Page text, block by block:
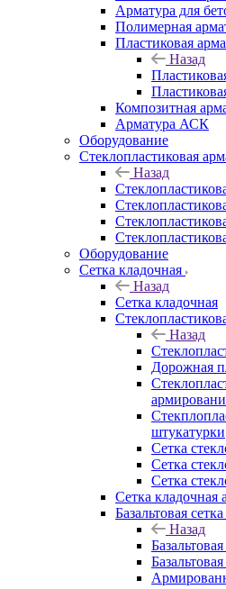
Арматура для
Полимерная
Пластиковая
Назад
Композитная
Арматура АСК
Оборудование
Cтеклопластиковая
Назад
Оборудование
Сетка кладочная
Назад
Сетка кладочная
Назад
Дорожная
штукатурки
Сетка
Сетка
Сетка
Сетка кладочная
Базальтовая сетка
Назад
Базальтовая